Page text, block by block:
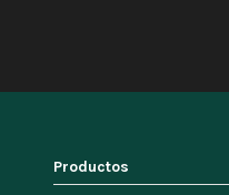
Productos